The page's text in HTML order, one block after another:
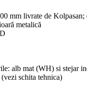
mm livrate de Kolpasan;
metalică
alb mat (WH) si stejar
schita tehnica)